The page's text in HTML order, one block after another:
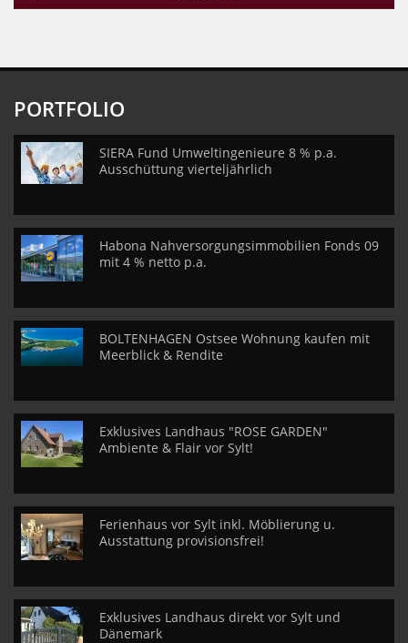
PORTFOLIO
SIERA Fund Umweltingenieure 8 % p.a.
Ausschüttung vierteljährlich
Habona Nahversorgungsimmobilien Fonds 09
mit 4 % netto p.a.
BOLTENHAGEN Ostsee Wohnung kaufen mit
Meerblick & Rendite
Exklusives Landhaus "ROSE GARDEN"
Ambiente & Flair vor Sylt!
Ferienhaus vor Sylt inkl. Möblierung u.
Ausstattung provisionsfrei!
Exklusives Landhaus direkt vor Sylt und
Dänemark